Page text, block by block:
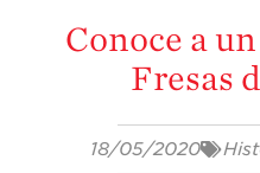
Conoce a
Fresas
18/05/2020